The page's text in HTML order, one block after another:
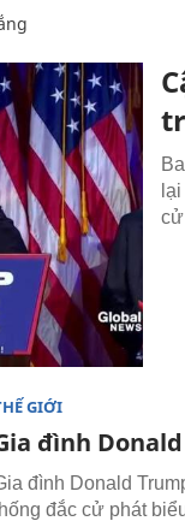
GIỚI
đình
đình Donald
đắc cử phát